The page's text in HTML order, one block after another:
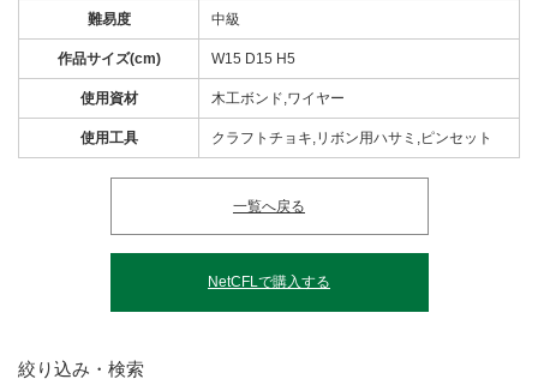
難易度 中級
作品サイズ(cm) W15 D15 H5
使用資材 木工ボンド,ワイヤー
使用工具 クラフトチョキ,リボン用ハサミ,ピンセット
一覧へ戻る
NetCFLで購入する
絞り込み・検索